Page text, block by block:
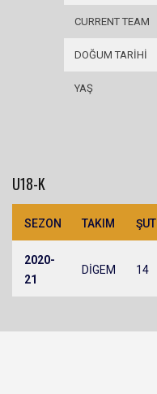
CURRENT TEAM
DOĞUM TARIHI
YAŞ
U18-K
SEZON TAKIM ŞUT
2020-
21
DİGEM 14